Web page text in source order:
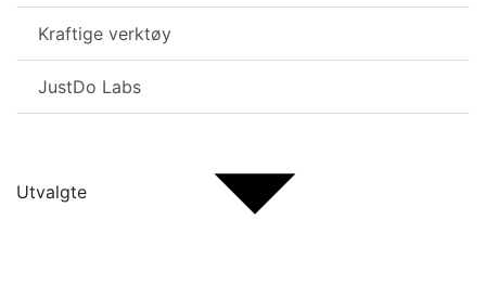
Kraftige verktøy
JustDo Labs
Utvalgte